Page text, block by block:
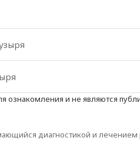
ознакомления и не являются
диагностикой и